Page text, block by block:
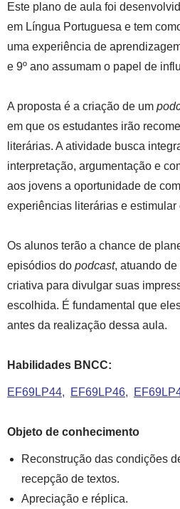
Este plano de aula foi
em Língua Portuguesa e tem
uma experiência de
e 9º ano assumam o papel de
A proposta é a criação de um
em que os estudantes irão
literárias. A atividade busca
interpretação, argumentação e
aos jovens a oportunidade de
experiências literárias e estimular
Os alunos terão a chance de
episódios do podcast, atuando
criativa para divulgar suas
escolhida. É fundamental que
antes da realização dessa aula.
Habilidades BNCC:
EF69LP44 EF69LP46
Objeto de conhecimento
Reconstrução das condições
recepção de textos.
Apreciação e réplica.